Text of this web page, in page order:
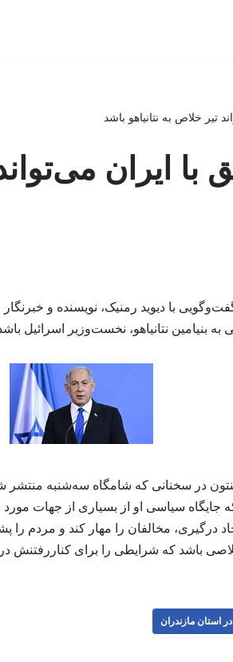
تیر خلاص به نتانیاهو باشد
با ایران
با دیوید رمنیک، نویسنده و
به بنیامین نتانیاهو، نخست‌وزیر اسرائیل
در سخنانی که شامگاه سه‌شنبه منتشر
سیاسی او از بسیاری از جهات مورد
درگیری، مخالفان را مهار کند و
باشد که شرایطی را برای کناررفتنش در
استان مازندران